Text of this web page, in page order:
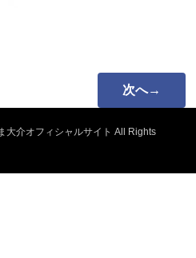
次へ→
大介オフィシャルサイト All Rights